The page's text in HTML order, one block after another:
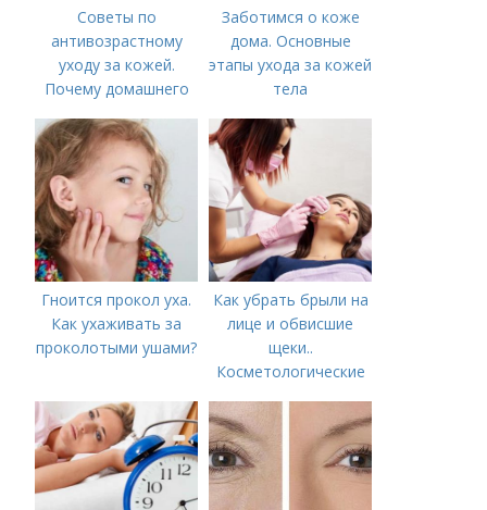
Советы по
антивозрастному
уходу за кожей.
Почему домашнего
Заботимся о коже
дома. Основные
этапы ухода за кожей
тела
Гноится прокол уха.
Как ухаживать за
проколотыми ушами?
Как убрать брыли на
лице и обвисшие
щеки..
Косметологические